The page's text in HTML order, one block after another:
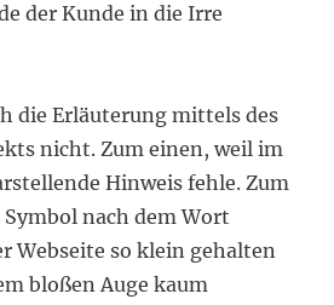
der Kunde in die Irre
die Erläuterung mittels des
nicht. Zum einen, weil im
Hinweis fehle. Zum
nach dem Wort
Webseite so klein gehalten
bloßen Auge kaum